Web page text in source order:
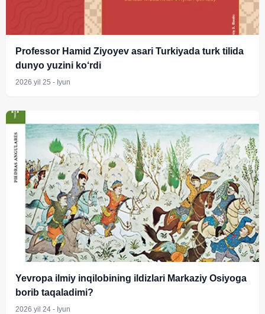
Professor Hamid Ziyoyev asari Turkiyada turk tilida
dunyo yuzini ko‘rdi
2026 yil 25 - Iyun
Yevropa ilmiy inqilobining ildizlari Markaziy Osiyoga
borib taqaladimi?
2026 yil 24 - Iyun